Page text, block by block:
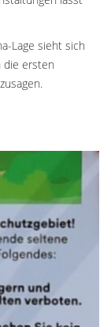
Lage sieht sich
die ersten